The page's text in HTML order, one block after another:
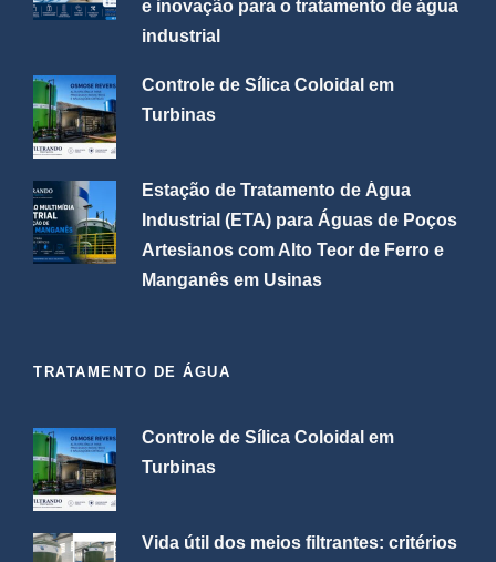
e inovação para o tratamento de água
industrial
Controle de Sílica Coloidal em
Turbinas
Estação de Tratamento de Água
Industrial (ETA) para Águas de Poços
Artesianos com Alto Teor de Ferro e
Manganês em Usinas
TRATAMENTO DE ÁGUA
Controle de Sílica Coloidal em
Turbinas
Vida útil dos meios filtrantes: critérios